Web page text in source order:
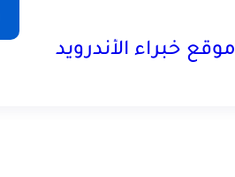
موقع خبراء الأندرويد